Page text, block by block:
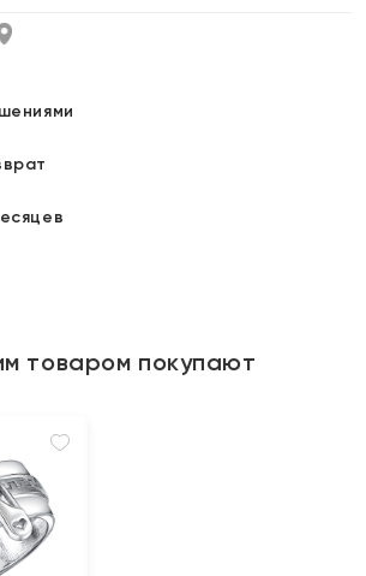
товаром покупают